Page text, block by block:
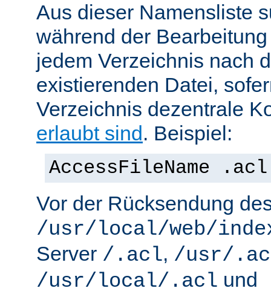
Aus dieser Namensliste
während der
jedem Verzeichnis nach
existierenden Datei,
Verzeichnis dezentrale
erlaubt sind . Beispiel:
AccessFileName .acl
Vor der Rücksendung
/usr/local/web/
Server /.acl, /usr/
/usr/local/.acl und